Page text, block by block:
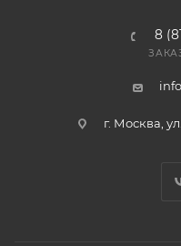
8
г. Москва,